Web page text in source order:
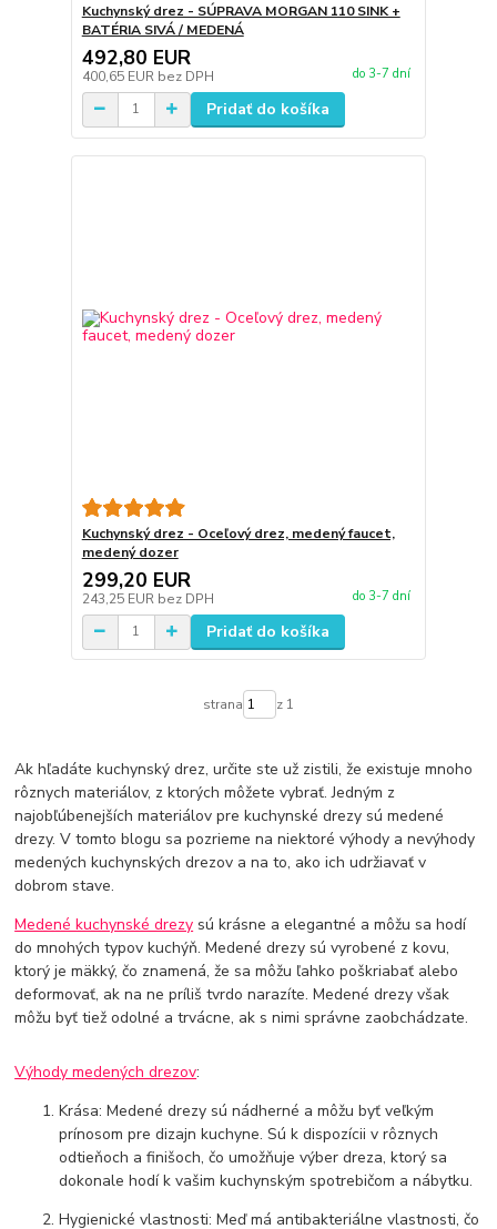
Kuchynský drez - SÚPRAVA MORGAN 110 SINK +
BATÉRIA SIVÁ / MEDENÁ
492,80 EUR
400,65 EUR bez DPH do 3-7 dní
Pridať do košíka
Kuchynský drez - Oceľový drez, medený faucet,
medený dozer
299,20 EUR
243,25 EUR bez DPH do 3-7 dní
Pridať do košíka
strana z 1
Ak hľadáte kuchynský drez, určite ste už zistili, že existuje mnoho
rôznych materiálov, z ktorých môžete vybrať. Jedným z
najobľúbenejších materiálov pre kuchynské drezy sú medené
drezy. V tomto blogu sa pozrieme na niektoré výhody a nevýhody
medených kuchynských drezov a na to, ako ich udržiavať v
dobrom stave.
Medené kuchynské drezy sú krásne a elegantné a môžu sa hodí
do mnohých typov kuchýň. Medené drezy sú vyrobené z kovu,
ktorý je mäkký, čo znamená, že sa môžu ľahko poškriabať alebo
deformovať, ak na ne príliš tvrdo narazíte. Medené drezy však
môžu byť tiež odolné a trvácne, ak s nimi správne zaobchádzate.
Výhody medených drezov:
Krása: Medené drezy sú nádherné a môžu byť veľkým
prínosom pre dizajn kuchyne. Sú k dispozícii v rôznych
odtieňoch a finišoch, čo umožňuje výber dreza, ktorý sa
dokonale hodí k vašim kuchynským spotrebičom a nábytku.
Hygienické vlastnosti: Meď má antibakteriálne vlastnosti, čo